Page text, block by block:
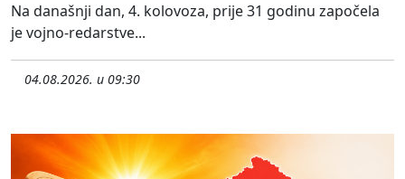
Na današnji dan, 4. kolovoza, prije 31 godinu započela
je vojno-redarstve...
04.08.2026. u 09:30